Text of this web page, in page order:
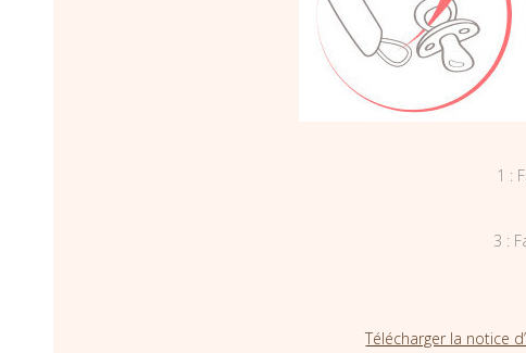
1 :
3 :
Télécharger la notice